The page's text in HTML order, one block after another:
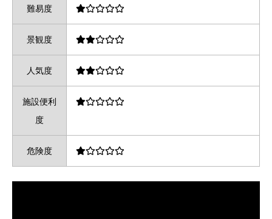
難易度
景観度
人気度
施設便利
度
危険度